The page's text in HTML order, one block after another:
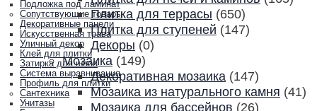
Подложка под ламинат
Сопутствующие товары
Декоративные панели
Искусственная трава
Уличный декор
Клей для плитки
Затирка для швов
Система выравнивания
Профиль для плитки
Сантехника
Унитазы
Плитка для террасы (650)
Плитка для ступеней (147)
Декоры (0)
Мозаика (149)
Декоративная мозаика (147)
Мозаика из натурального камня (41)
Мозаика для бассейнов (26)